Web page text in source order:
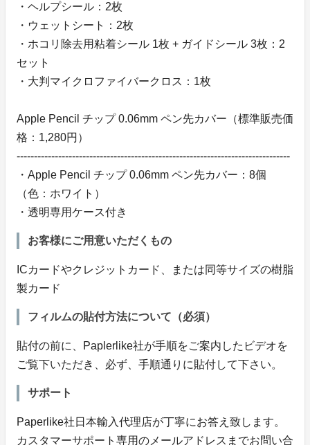
・ヘルプシール：2枚
・ウェットシート：2枚
・ホコリ除去用粘着シール 1枚 + ガイドシール 3枚：2
セット
・大判マイクロファイバークロス：1枚
Apple Pencil チップ 0.06mm ペン先カバー（標準販売価
格：1,280円）
-------------------------------------------------------------------------------
・Apple Pencil チップ 0.06mm ペン先カバー：8個
（色：ホワイト）
・透明専用ケース付き
お客様にご用意いただくもの
ICカードやクレジットカード、または同等サイズの樹脂
製カード
フィルムの貼付方法について（必須）
貼付の前に、Paplerlike社が手順をご案内したビデオを
ご覧下いただき、必ず、手順通りに貼付して下さい。
サポート
Paperlike社日本輸入代理店が丁寧にお答え致します。
カスタマーサポート専用のメールアドレスまでお問い合